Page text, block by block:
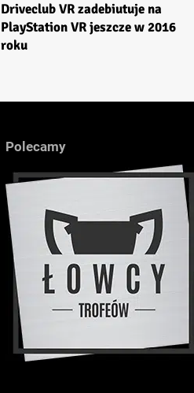
Driveclub VR zadebiutuje na
PlayStation VR jeszcze w 2016
roku
Polecamy